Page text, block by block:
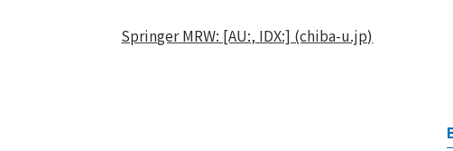
Springer MRW: [AU:, IDX:] (chiba-u.jp)